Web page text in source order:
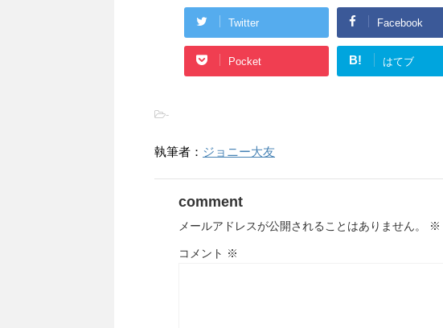
Twitter Facebook
Pocket B! はてブ
-
執筆者： ジョニー大友
comment
メールアドレスが公開されることはありません。 ※
コメント ※